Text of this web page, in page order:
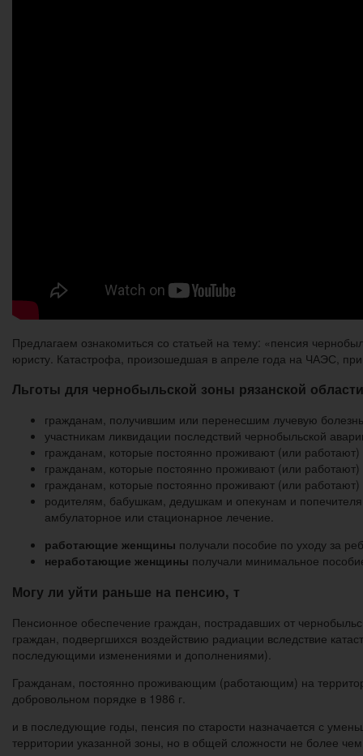
Предлагаем ознакомиться со статьей на тему: «пенсия
юристу. Катастрофа, произошедшая в апреле года на ЧАЭС,
Льготы для чернобыльской зоны рязанской области
гражданам, получившим или перенесшим лучевую
участникам ликвидации последствий чернобыльской
гражданам, которые постоянно проживают (или работают)
гражданам, которые постоянно проживают (или
гражданам, которые постоянно проживают (или
родителям, бабушкам, дедушкам и опекунам и
амбулаторное или стационарное лечение.
работающие женщины получали пособие по уходу за
неработающие женщины получали минимальное
Могу ли уйти раньше на пенсию, т
Пенсионное обеспечение граждан, пострадавших от
граждан, подвергшихся воздействию радиации вследствие
последующими изменениями и дополнениями).
Гражданам, постоянно проживающим (работающим) на
добровольном порядке в 1986 г.
и в последующие годы, пенсия по старости назначается с
территории указанной зоны, но в общей сложности не более